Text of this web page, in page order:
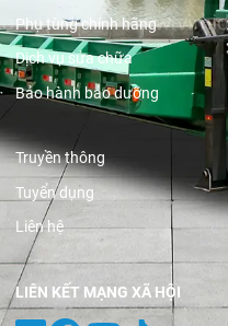
Phụ tùng chính hãng
Dịch vụ sửa chữa
Bảo hành bảo dưỡng
Truyền thông
Tuyển dụng
Liên hệ
LIÊN KẾT MẠNG XÃ HỘI